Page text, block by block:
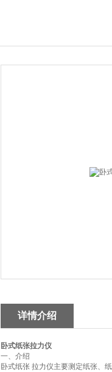
详情介绍
卧式纸张拉力仪
‌一、 介绍
卧式纸张 拉力仪主要测定纸张、